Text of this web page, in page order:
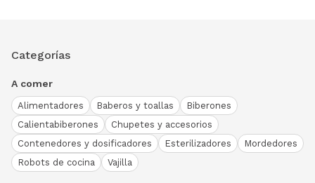
Categorías
A comer
Alimentadores Baberos y toallas
Biberones
Calientabiberones
Chupetes y accesorios
Contenedores y dosificadores
Esterilizadores
Mordedores
Robots de cocina
Vajilla